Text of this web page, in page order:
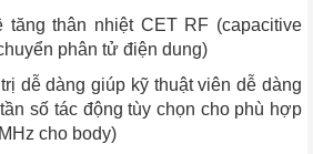
tăng thân nhiệt CET RF (capacitive
phân tử điện dung)
dễ dàng giúp kỹ thuật viên dễ dàng
số tác động tùy chọn cho phù hợp
cho body)